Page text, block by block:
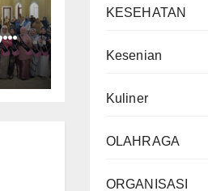
KESEHATAN
Kesenian
Kuliner
OLAHRAGA
ORGANISASI